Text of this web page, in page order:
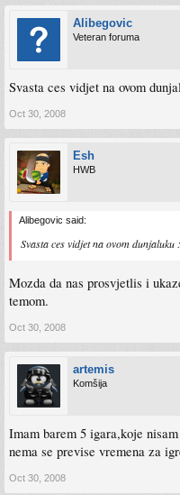
Alibegovic
Veteran foruma
Svasta ces vidjet na ovom
Oct 30, 2008
Esh
HWB
Alibegovic said:
Svasta ces vidjet na ovom dunjaluku
Mozda da nas prosvjetlis i
temom.
Oct 30, 2008
artemis
Komšija
Imam barem 5 igara,koje
nema se previse vremena za
Oct 30, 2008